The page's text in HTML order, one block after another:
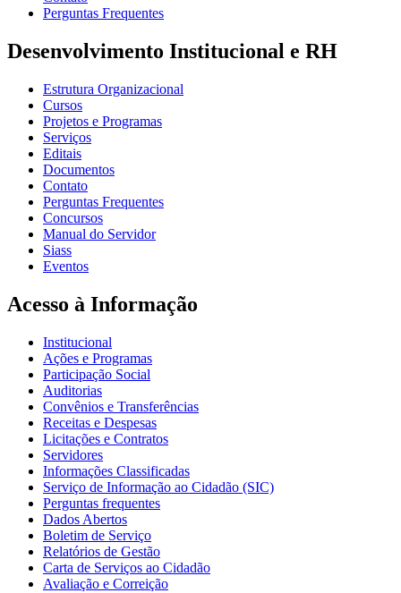
Perguntas Frequentes
Desenvolvimento Institucional e RH
Estrutura Organizacional
Cursos
Projetos e Programas
Serviços
Editais
Documentos
Contato
Perguntas Frequentes
Concursos
Manual do Servidor
Siass
Eventos
Acesso à Informação
Institucional
Ações e Programas
Participação Social
Auditorias
Convênios e Transferências
Receitas e Despesas
Licitações e Contratos
Servidores
Informações Classificadas
Serviço de Informação ao Cidadão (SIC)
Perguntas frequentes
Dados Abertos
Boletim de Serviço
Relatórios de Gestão
Carta de Serviços ao Cidadão
Avaliação e Correição